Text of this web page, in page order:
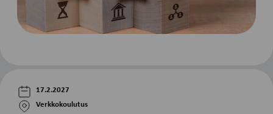
17.2.2027
Verkkokoulutus